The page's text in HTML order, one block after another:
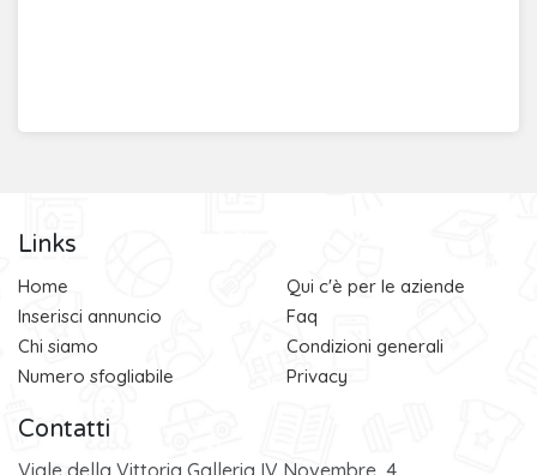
Links
Home
Inserisci annuncio
Chi siamo
Numero sfogliabile
Qui c'è per le aziende
Faq
Condizioni generali
Privacy
Contatti